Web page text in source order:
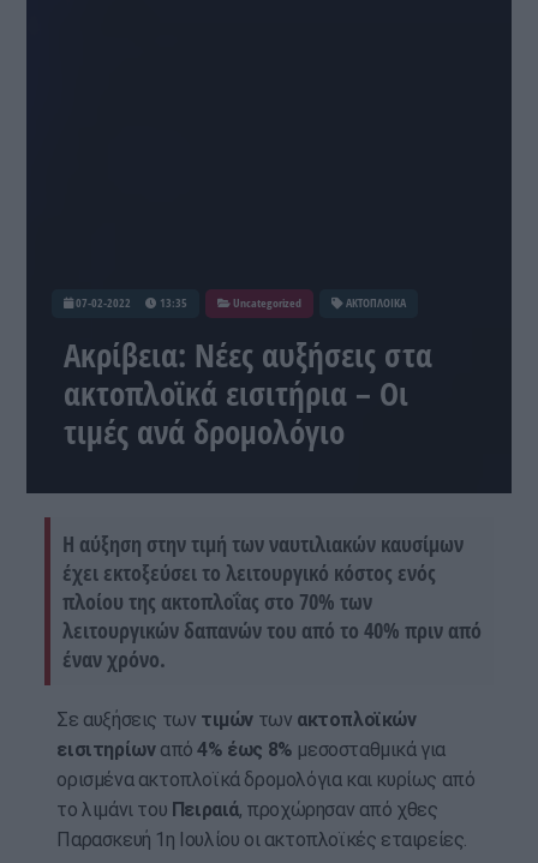
07-02-2022 13:35 Uncategorized ΑΚΤΟΠΛΟΙΚΑ
Ακρίβεια: Νέες αυξήσεις στα
ακτοπλοϊκά εισιτήρια – Οι
τιμές ανά δρομολόγιο
Η αύξηση στην τιμή των ναυτιλιακών καυσίμων
έχει εκτοξεύσει το λειτουργικό κόστος ενός
πλοίου της ακτοπλοΐας στο 70% των
λειτουργικών δαπανών του από το 40% πριν από
έναν χρόνο.
Σε αυξήσεις των τιμών των ακτοπλοϊκών
εισιτηρίωναπό4% έως 8% μεσοσταθμικά για
ορισμένα ακτοπλοϊκά δρομολόγια και κυρίως από
το λιμάνι του Πειραιά, προχώρησαν από χθες
Παρασκευή 1η Ιουλίου οι ακτοπλοϊκές εταιρείες.